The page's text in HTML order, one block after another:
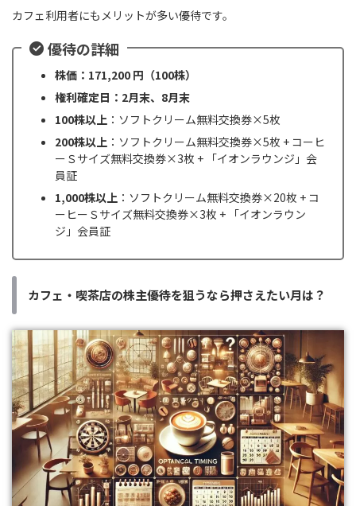
カフェ利用者にもメリットが多い優待です。
優待の詳細
株価：171,200 円（100株）
権利確定日：2月末、8月末
100株以上 ：ソフトクリーム無料交換券×5枚
200株以上 ：ソフトクリーム無料交換券×5枚 + コーヒ
ーＳサイズ無料交換券×3枚 + 「イオンラウンジ」会
員証
1,000株以上 ：ソフトクリーム無料交換券×20枚 + コ
ーヒーＳサイズ無料交換券×3枚 + 「イオンラウン
ジ」会員証
カフェ・喫茶店の株主優待を狙うなら押さえたい月は？